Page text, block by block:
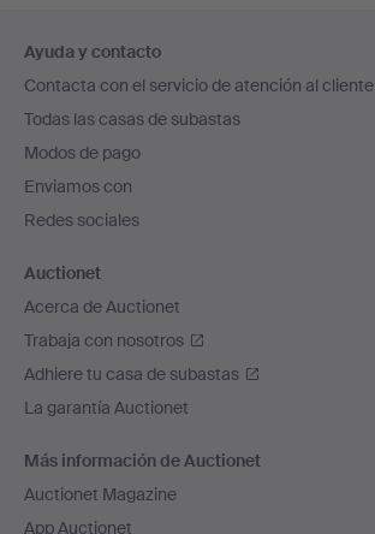
en
el
pie
de
página
Ayuda y contacto
Contacta con el servicio de atención al cliente
Todas las casas de subastas
Modos de pago
Enviamos con
Redes sociales
Auctionet
Acerca de Auctionet
Trabaja con nosotros
Adhiere tu casa de subastas
La garantía Auctionet
Más información de Auctionet
Auctionet Magazine
App Auctionet